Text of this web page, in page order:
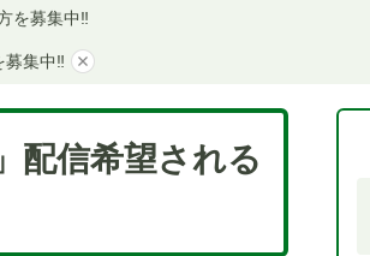
を募集中‼
募集中‼
配信希望される